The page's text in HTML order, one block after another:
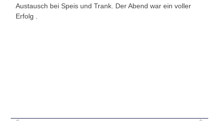
Austausch bei Speis und Trank. Der Abend war ein voller
Erfolg .